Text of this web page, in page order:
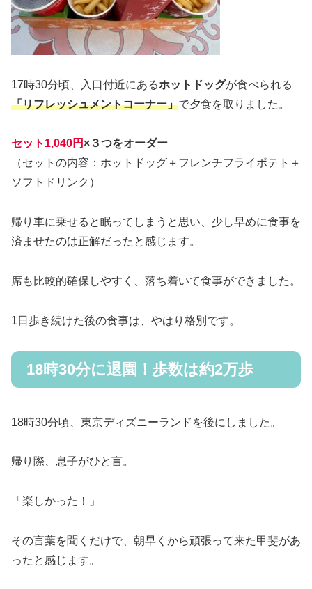
17時30分頃、入口付近にあるホットドッグが食べられる
「リフレッシュメントコーナー」で夕食を取りました。
セット1,040円 ×３つをオーダー
（セットの内容：ホットドッグ＋フレンチフライポテト＋
ソフトドリンク）
帰り車に乗せると眠ってしまうと思い、少し早めに食事を
済ませたのは正解だったと感じます。
席も比較的確保しやすく、落ち着いて食事ができました。
1日歩き続けた後の食事は、やはり格別です。
18時30分に退園！歩数は約2万歩
18時30分頃、東京ディズニーランドを後にしました。
帰り際、息子がひと言。
「楽しかった！」
その言葉を聞くだけで、朝早くから頑張って来た甲斐があ
ったと感じます。